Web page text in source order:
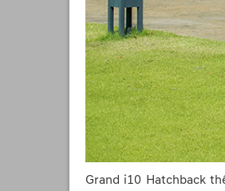
Grand i10 Hatchback